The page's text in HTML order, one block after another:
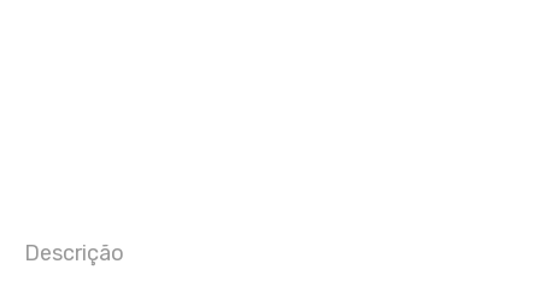
Descrição